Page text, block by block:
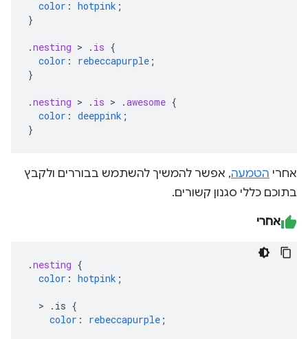
color : hotpink ;
}
.nesting > . is {
color : rebeccapurple ;
}
.nesting > . is > .awesome {
color : deeppink ;
}
אחרי הטמעה, אפשר להמשיך להשתמש בבוררים ולקבץ
בתוכם כללי סגנון קשורים.
אחרי
.nesting {
color : hotpink ;
> .is {
color : rebeccapurple ;